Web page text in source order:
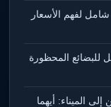
لفهم الأسعار
للبضائع المحظورة
الميناء: أيهما